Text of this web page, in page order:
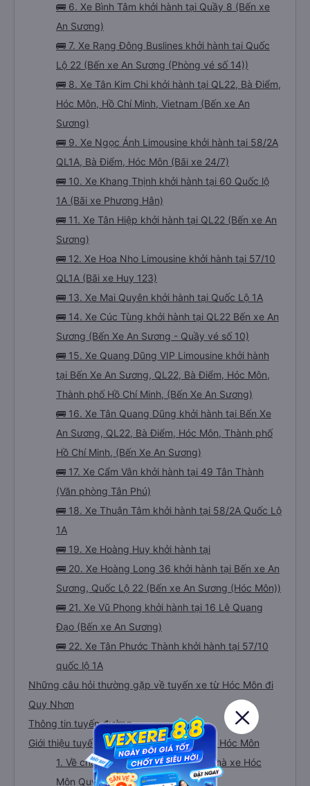
🚌 6. Xe Bình Tâm khởi hành tại Quầy 8 (Bến xe
An Sương)
🚌 7. Xe Rạng Đông Buslines khởi hành tại Quốc
Lộ 22 (Bến xe An Sương (Phòng vé số 14))
🚌 8. Xe Tân Kim Chi khởi hành tại QL22, Bà Điểm,
Hóc Môn, Hồ Chí Minh, Vietnam (Bến xe An
Sương)
🚌 9. Xe Ngọc Ánh Limousine khởi hành tại 58/2A
QL1A, Bà Điểm, Hóc Môn (Bãi xe 24/7)
🚌 10. Xe Khang Thịnh khởi hành tại 60 Quốc lộ
1A (Bãi xe Phương Hân)
🚌 11. Xe Tân Hiệp khởi hành tại QL22 (Bến xe An
Sương)
🚌 12. Xe Hoa Nho Limousine khởi hành tại 57/10
QL1A (Bãi xe Huy 123)
🚌 13. Xe Mai Quyên khởi hành tại Quốc Lộ 1A
🚌 14. Xe Cúc Tùng khởi hành tại QL22 Bến xe An
Sương (Bến Xe An Sương - Quầy vé số 10)
🚌 15. Xe Quang Dũng VIP Limousine khởi hành
tại Bến Xe An Sương, QL22, Bà Điểm, Hóc Môn,
Thành phố Hồ Chí Minh, (Bến Xe An Sương)
🚌 16. Xe Tân Quang Dũng khởi hành tại Bến Xe
An Sương, QL22, Bà Điểm, Hóc Môn, Thành phố
Hồ Chí Minh, (Bến Xe An Sương)
🚌 17. Xe Cẩm Vân khởi hành tại 49 Tân Thành
(Văn phòng Tân Phú)
🚌 18. Xe Thuận Tâm khởi hành tại 58/2A Quốc Lộ
1A
🚌 19. Xe Hoàng Huy khởi hành tại
🚌 20. Xe Hoàng Long 36 khởi hành tại Bến xe An
Sương, Quốc Lộ 22 (Bến xe An Sương (Hóc Môn))
🚌 21. Xe Vũ Phong khởi hành tại 16 Lê Quang
Đạo (Bến xe An Sương)
🚌 22. Xe Tân Phước Thành khởi hành tại 57/10
quốc lộ 1A
Những câu hỏi thường gặp về tuyến xe từ Hóc Môn đi
Quy Nhơn
Thông tin tuyến đường
Giới thiệu tuyến đường xe đi Quy Nhơn từ Hóc Môn
1. Về chất lượng, review, đánh giá nhà xe Hóc
Môn Quy Nhơn